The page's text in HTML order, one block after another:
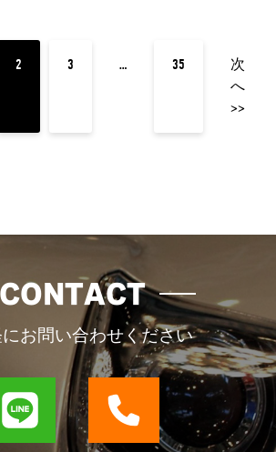
2 3 … 35
次
へ
>>
CONTACT
お問い合わせください